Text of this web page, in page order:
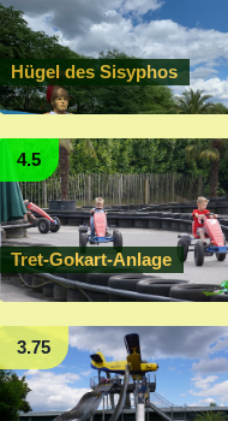
Hügel des Sisyphos
4.5
Tret-Gokart-Anlage
3.75